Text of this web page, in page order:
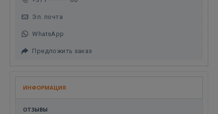
Эл. почта
WhatsApp
Предложить заказ
ИНФОРМАЦИЯ
ОТЗЫВЫ